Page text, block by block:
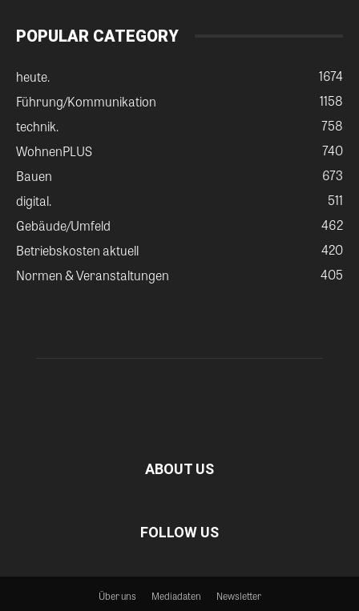
POPULAR CATEGORY
heute.
1674
Führung/Kommunikation
1158
technik.
758
WohnenPLUS
740
Bauen
673
digital.
511
Gebäude/Umfeld
462
Betriebskosten aktuell
420
Normen & Veranstaltungen
405
ABOUT US
FOLLOW US
Über uns Mediadaten Newsletter